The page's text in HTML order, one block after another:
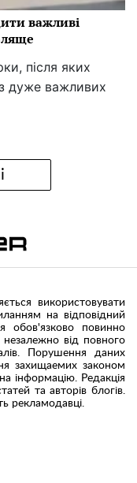
важливі
після яких
дуже важливих
використовувати
на відповідний
обов'язково повинно
від повного
Порушення даних
захищаемих законом
інформацію. Редакція
та авторів блогів.
рекламодавці.